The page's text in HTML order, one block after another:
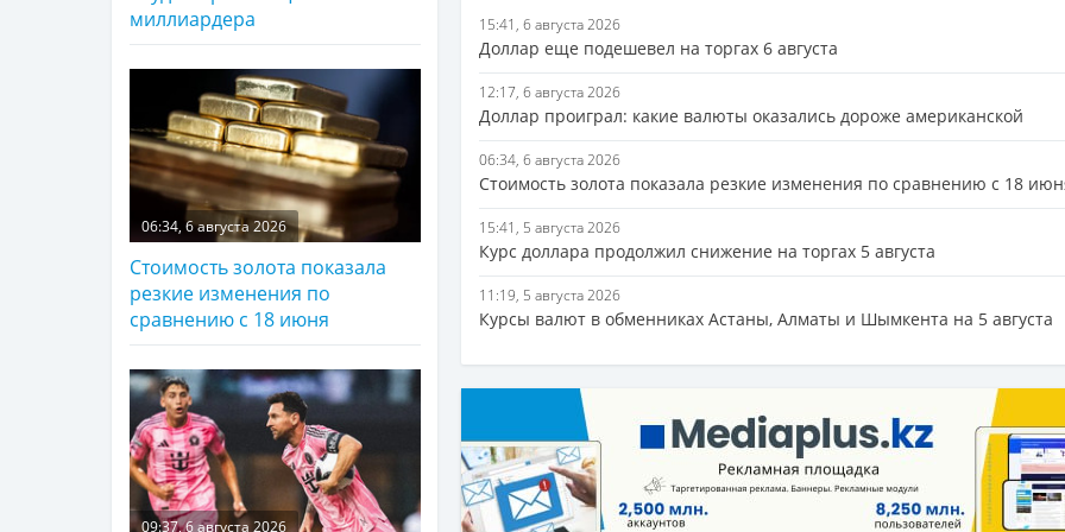
15:41, 6 августа 2026
Доллар еще подешевел на торгах 6 августа
12:17, 6 августа 2026
Доллар проиграл: какие валюты оказались дороже американской
06:34, 6 августа 2026
Стоимость золота показала резкие изменения по сравнению с 18
15:41, 5 августа 2026
Курс доллара продолжил снижение на торгах 5 августа
11:19, 5 августа 2026
Курсы валют в обменниках Астаны, Алматы и Шымкента на 5 августа
миллиардера
06:34, 6 августа 2026
Стоимость золота показала
резкие изменения по
сравнению с 18 июня
09:37, 6 августа 2026